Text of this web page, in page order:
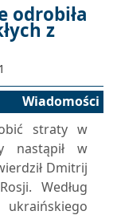
odrobiła
z
Wiadomości
straty w
nastąpił w
Dmitrij
Według